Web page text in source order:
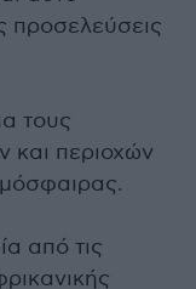
προσελεύσεις
τους
και περιοχών
από τις